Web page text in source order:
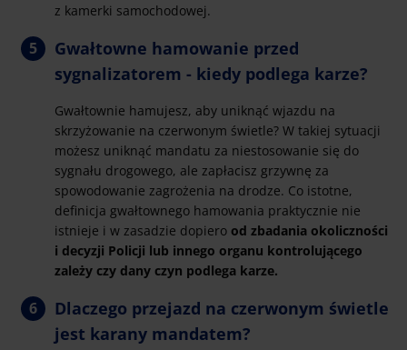
z kamerki samochodowej.
Gwałtowne hamowanie przed
sygnalizatorem - kiedy podlega karze?
Gwałtownie hamujesz, aby uniknąć wjazdu na
skrzyżowanie na czerwonym świetle? W takiej sytuacji
możesz uniknąć mandatu za niestosowanie się do
sygnału drogowego, ale zapłacisz grzywnę za
spowodowanie zagrożenia na drodze. Co istotne,
definicja gwałtownego hamowania praktycznie nie
istnieje i w zasadzie dopiero od zbadania okoliczności
i decyzji Policji lub innego organu kontrolującego
zależy czy dany czyn podlega karze.
Dlaczego przejazd na czerwonym świetle
jest karany mandatem?